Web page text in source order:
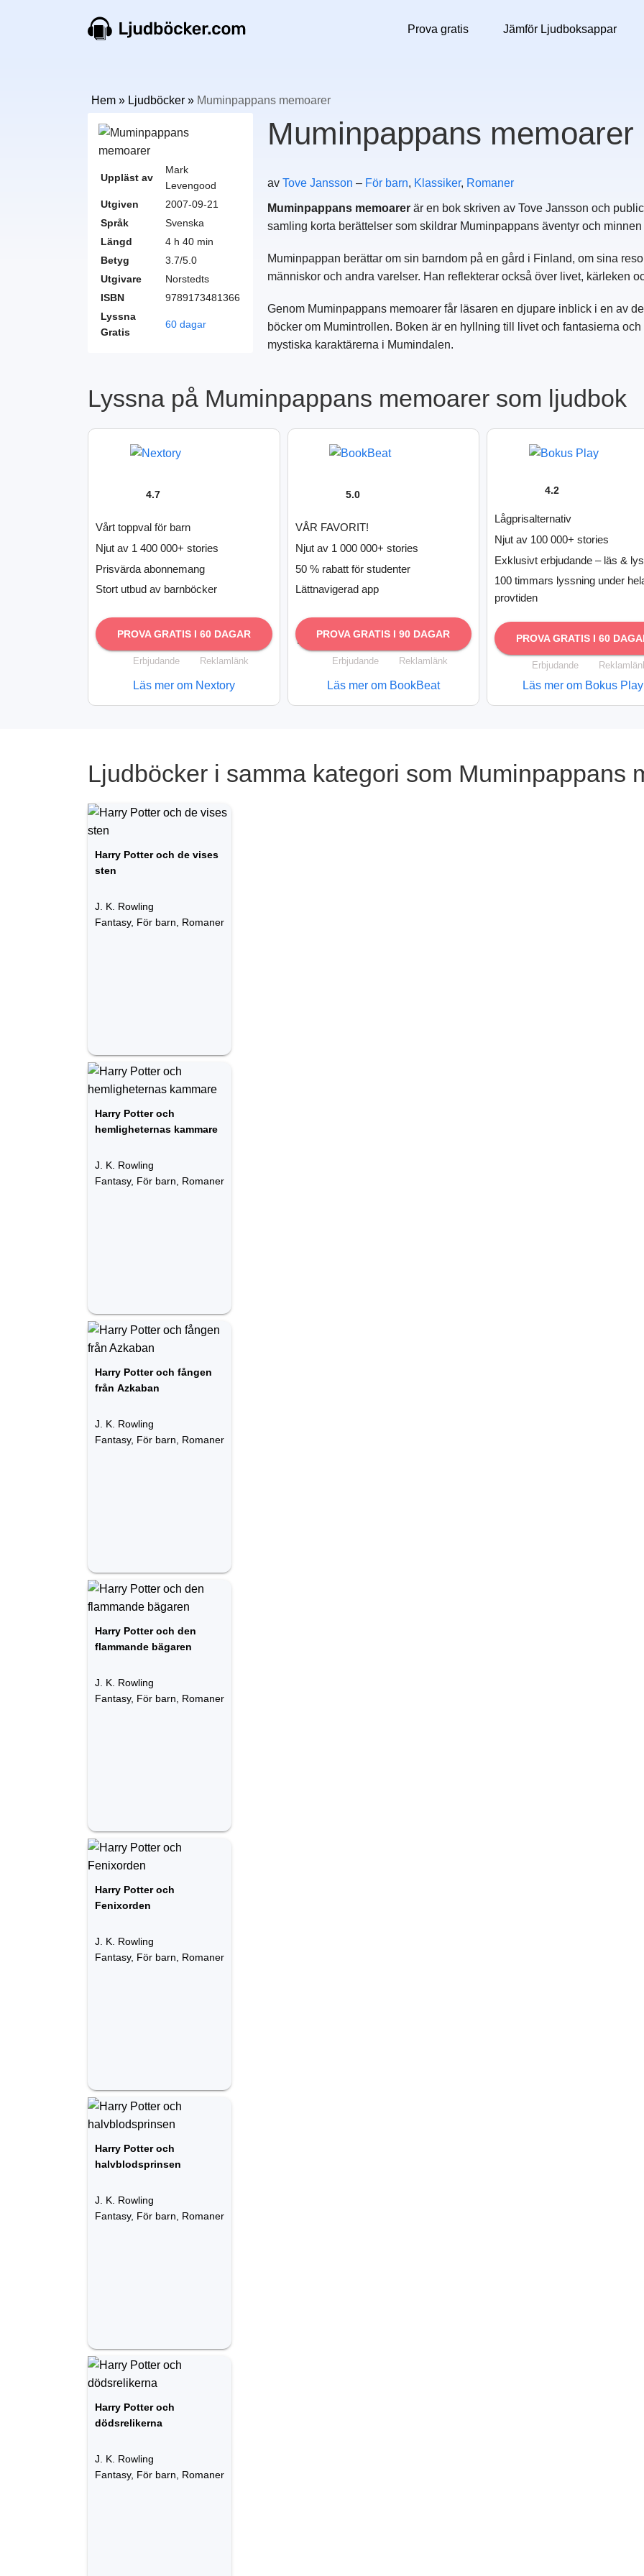
Prova gratis Jämför Ljudboksappar
Hem » Ljudböcker » Muminpappans memoarer
Uppläst av
Mark
Levengood
Utgiven
2007-09-21
Språk
Svenska
Längd
4 h 40 min
Betyg
3.7/5.0
Utgivare
Norstedts
ISBN
9789173481366
Lyssna
Gratis
60 dagar
Muminpappans memoarer
av Tove Jansson – För barn, Klassiker, Romaner
Muminpappans memoarer är en bok skriven av Tove Jansson och
samling korta berättelser som skildrar Muminpappans äventyr och
Muminpappan berättar om sin barndom på en gård i Finland, om sina
människor och andra varelser. Han reflekterar också över livet, kärleken
Genom Muminpappans memoarer får läsaren en djupare inblick i en av
böcker om Mumintrollen. Boken är en hyllning till livet och fantasierna
mystiska karaktärerna i Mumindalen.
Lyssna på Muminpappans memoarer som ljudbok
4.7
Vårt toppval för barn
Njut av 1 400 000+ stories
Prisvärda abonnemang
Stort utbud av barnböcker
PROVA GRATIS I 60 DAGAR
Erbjudande Reklamlänk
Läs mer om Nextory
5.0
VÅR FAVORIT!
Njut av 1 000 000+ stories
50 % rabatt för studenter
Lättnavigerad app
PROVA GRATIS I 90 DAGAR
Erbjudande Reklamlänk
Läs mer om BookBeat
4.2
Lågprisalternativ
Njut av 100 000+ stories
Exklusivt erbjudande – läs &
100 timmars lyssning under
provtiden
PROVA GRATIS I 60
Erbjudande
Läs mer om Bokus Play
Ljudböcker i samma kategori som Muminpappans
Harry Potter och de vises
sten
J. K. Rowling
Fantasy, För barn, Romaner
Harry Potter och
hemligheternas kammare
J. K. Rowling
Fantasy, För barn, Romaner
Harry Potter och fången
från Azkaban
J. K. Rowling
Fantasy, För barn, Romaner
Harry Potter och den
flammande bägaren
J. K. Rowling
Fantasy, För barn, Romaner
Harry Potter och
Fenixorden
J. K. Rowling
Fantasy, För barn, Romaner
Harry Potter och
halvblodsprinsen
J. K. Rowling
Fantasy, För barn, Romaner
Harry Potter och
dödsrelikerna
J. K. Rowling
Fantasy, För barn, Romaner